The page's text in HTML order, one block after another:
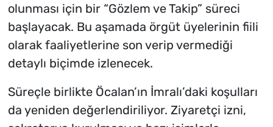
olunması için bir “Gözlem ve Takip” süreci
başlayacak. Bu aşamada örgüt üyelerinin fiili
olarak faaliyetlerine son verip vermediği
detaylı biçimde izlenecek.
Süreçle birlikte Öcalan’ın İmralı’daki koşulları
da yeniden değerlendiriliyor. Ziyaretçi izni,